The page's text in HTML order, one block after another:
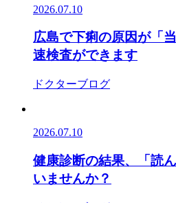
2026.07.10
広島で下痢の原因が「
速検査ができます
ドクターブログ
2026.07.10
健康診断の結果、「読
いませんか？